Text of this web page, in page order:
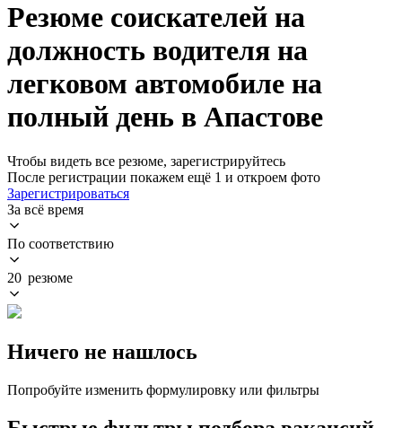
Резюме соискателей на
должность водителя на
легковом автомобиле на
полный день в Апастове
Чтобы видеть все резюме, зарегистрируйтесь
После регистрации покажем ещё 1 и откроем фото
Зарегистрироваться
За всё время
По соответствию
20 резюме
Ничего не нашлось
Попробуйте изменить формулировку или фильтры